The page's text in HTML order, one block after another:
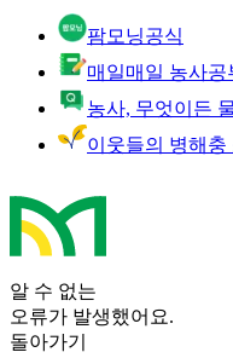
팜모닝공식
매일매일 농사공
농사, 무엇이든
이웃들의 병해충
알 수 없는
오류가 발생했어요.
돌아가기